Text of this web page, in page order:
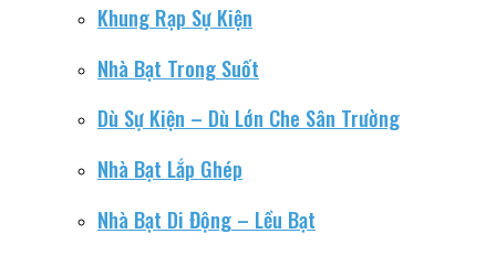
Khung Rạp Sự Kiện
Nhà Bạt Trong Suốt
Dù Sự Kiện – Dù Lớn Che Sân Trường
Nhà Bạt Lắp Ghép
Nhà Bạt Di Động – Lều Bạt